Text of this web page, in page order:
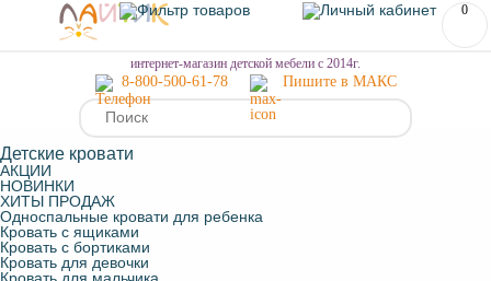
МЕНЮ
0
интернет-магазин детской мебели с 2014г.
8-800-500-61-78 Пишите в МАКС
Детские кровати
АКЦИИ
НОВИНКИ
ХИТЫ ПРОДАЖ
Односпальные кровати для ребенка
Кровать с ящиками
Кровать с бортиками
Кровать для девочки